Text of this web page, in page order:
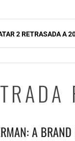
2 RETRASADA A
A